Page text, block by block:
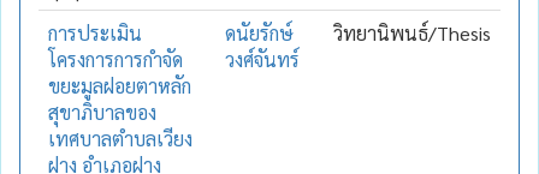
การประเมิน
โครงการการกำจัด
ขยะมูลฝอยตาหลัก
สุขาภิบาลของ
เทศบาลตำบลเวียง
ฝาง อำเภอฝาง
ดนัยรักษ์
วงศ์จันทร์
วิทยานิพนธ์/Thesis